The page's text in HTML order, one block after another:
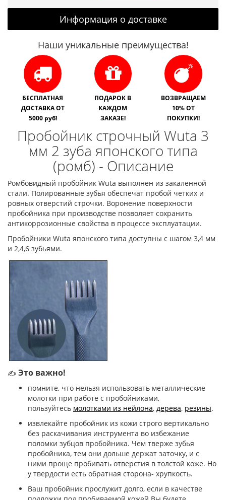
Информация о доставке
Наши уникальные преимущества!
БЕСПЛАТНАЯ
ДОСТАВКА ОТ
5000 руб!
ПОДАРОК В
КАЖДОМ
ЗАКАЗЕ!
ВОЗВРАЩАЕМ
10% ОТ
ПОКУПКИ!
Пробойник строчный Wuta 3
мм 2 зуба японского типа
(ромб) - Описание
Ромбовидный пробойник Wuta выполнен из закаленной
стали. Полированные зубья обеспечат пробой четких и
ровных отверстий строчки. Воронение поверхности
пробойника при производстве позволяет сохранить
антикоррозионные свойства в процессе эксплуатации.
Пробойники Wuta японского типа доступны с шагом 3,4 мм
и 2,4,6 зубьями.
✍ Это важно!
помните, что нельзя использовать металлические
молотки при работе с пробойниками,
пользуйтесь молотками из нейлона, дерева, резины.
извлекайте пробойник из кожи строго вертикально
без раскачивания инструмента во избежание
поломки зубцов пробойника. Чем тверже зубья
пробойника, тем они дольше держат заточку, и с
ними проще пробивать отверстия в толстой коже. Но
у твердости есть обратная сторона- хрупкость.
Ваш пробойник прослужит долго, если в качестве